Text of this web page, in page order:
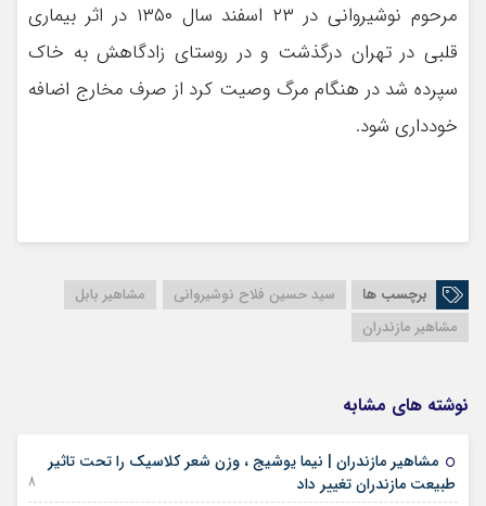
مرحوم نوشیروانی در ۲۳ اسفند سال ۱۳۵۰ در اثر بیماری
قلبی در تهران درگذشت و در روستای زادگاهش به خاک
سپرده شد در هنگام مرگ وصیت کرد از صرف مخارج اضافه
خودداری شود.
برچسب ها سید حسین فلاح نوشیروانی
مشاهیر بابل
مشاهیر مازندران
نوشته های مشابه
مشاهیر مازندران | نیما یوشیج ، وزن شعر کلاسیک را تحت تاثیر
طبیعت مازندران تغییر داد
18 دسامبر 2022